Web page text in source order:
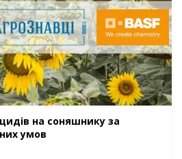
на соняшнику за
умов